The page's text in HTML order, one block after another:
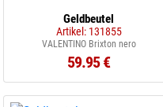
Geldbeutel
Artikel: 131855
VALENTINO Brixton nero
59.95 €